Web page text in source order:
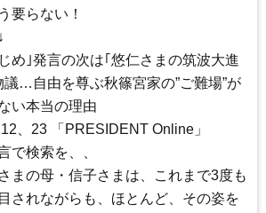
要らない！
め｣発言の次は｢悠仁さまの筑波大進
議…自由を尊ぶ秋篠宮家の”ご難場”が
い本当の理由
、23 「PRESIDENT Online」
で検索を、、
まの母・信子さまは、これまで3度も
されながらも、ほとんど、その姿を